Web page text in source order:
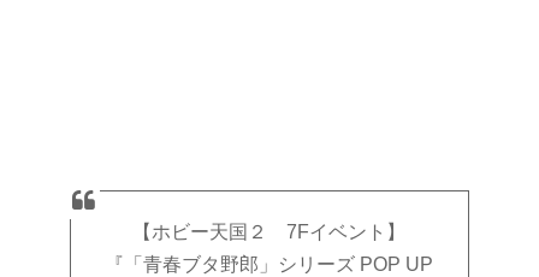
【ホビー天国２ 7Fイベント】
『「青春ブタ野郎」シリーズ POP UP